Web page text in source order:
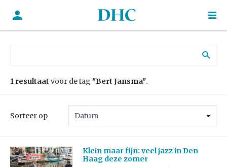
1 resultaat voor de tag "Bert Jansma".
Sorteer op
Klein maar fijn: veel jazz in Den
Haag deze zomer